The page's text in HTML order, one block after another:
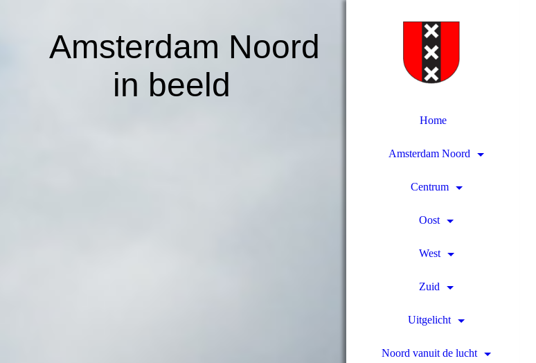
Amsterdam Noord
in beeld
Home
Amsterdam Noord
Centrum
Oost
West
Zuid
Uitgelicht
Noord vanuit de lucht